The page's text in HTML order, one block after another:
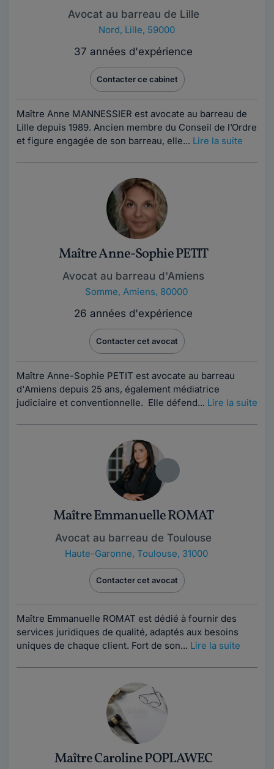
Avocat au barreau de Lille
Nord, Lille, 59000
37 années d'expérience
Contacter ce cabinet
Maître Anne MANNESSIER est avocate au barreau de
Lille depuis 1989. Ancien membre du Conseil de l’Ordre
et figure engagée de son barreau, elle... Lire la suite
Maître Anne-Sophie PETIT
Avocat au barreau d'Amiens
Somme, Amiens, 80000
26 années d'expérience
Contacter cet avocat
Maître Anne-Sophie PETIT est avocate au barreau
d'Amiens depuis 25 ans, également médiatrice
judiciaire et conventionnelle. Elle défend... Lire la suite
Maître Emmanuelle ROMAT
Avocat au barreau de Toulouse
Haute-Garonne, Toulouse, 31000
Contacter cet avocat
Maître Emmanuelle ROMAT est dédié à fournir des
services juridiques de qualité, adaptés aux besoins
uniques de chaque client. Fort de son... Lire la suite
Maître Caroline POPLAWEC